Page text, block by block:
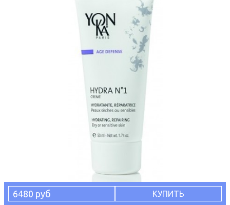
6480 руб КУПИТЬ